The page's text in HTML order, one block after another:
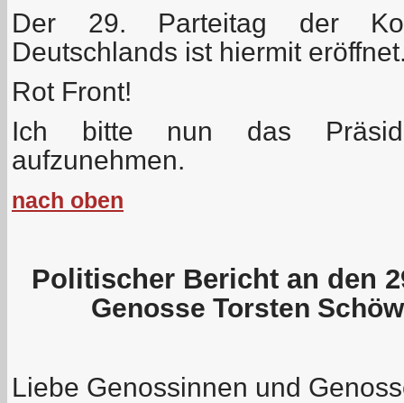
Der 29. Parteitag der
Deutschlands ist hiermit
Rot Front!
Ich bitte nun das
aufzunehmen.
nach oben
Politischer Bericht an den
Genosse Torsten
Liebe Genossinnen und